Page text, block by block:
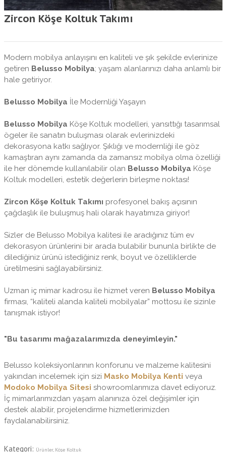
Zircon Köşe Koltuk Takımı
Modern mobilya anlayışını en kaliteli ve şık şekilde evlerinize
getiren Belusso Mobilya; yaşam alanlarınızı daha anlamlı bir
hale getiriyor.
Belusso Mobilya İle Modernliği Yaşayın
Belusso Mobilya Köşe Koltuk modelleri, yansıttığı tasarımsal
ögeler ile sanatın buluşması olarak evlerinizdeki
dekorasyona katkı sağlıyor. Şıklığı ve modernliği ile göz
kamaştıran aynı zamanda da zamansız mobilya olma özelliği
ile her dönemde kullanılabilir olan Belusso Mobilya Köşe
Koltuk modelleri, estetik değerlerin birleşme noktası!
Zircon Köşe Koltuk Takımı profesyonel bakış açısının
çağdaşlık ile buluşmuş hali olarak hayatımıza giriyor!
Sizler de Belusso Mobilya kalitesi ile aradığınız tüm ev
dekorasyon ürünlerini bir arada bulabilir bununla birlikte de
dilediğiniz ürünü istediğiniz renk, boyut ve özelliklerde
üretilmesini sağlayabilirsiniz.
Uzman iç mimar kadrosu ile hizmet veren Belusso Mobilya
firması, “kaliteli alanda kaliteli mobilyalar” mottosu ile sizinle
tanışmak istiyor!
"Bu tasarımı mağazalarımızda deneyimleyin."
Belusso koleksiyonlarının konforunu ve malzeme kalitesini
yakından incelemek için sizi Masko Mobilya Kenti veya
Modoko Mobilya Sitesi showroomlarımıza davet ediyoruz.
İç mimarlarımızdan yaşam alanınıza özel değişimler için
destek alabilir, projelendirme hizmetlerimizden
faydalanabilirsiniz.
Kategori: Ürünler, Köşe Koltuk